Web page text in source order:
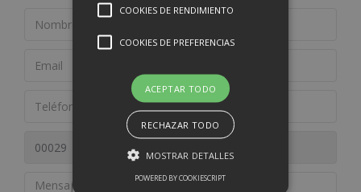
COOKIES DE RENDIMIENTO
COOKIES DE PREFERENCIAS
ACEPTAR TODO
RECHAZAR TODO
MOSTRAR DETALLES
POWERED BY COOKIESCRIPT